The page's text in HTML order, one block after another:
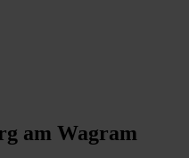
am Wagram